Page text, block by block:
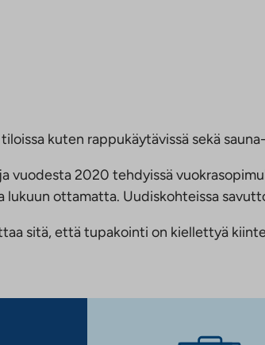
kuten rappukäytävissä sekä
vuodesta 2020 tehdyissä
ottamatta. Uudiskohteissa
sitä, että tupakointi on kiellettyä